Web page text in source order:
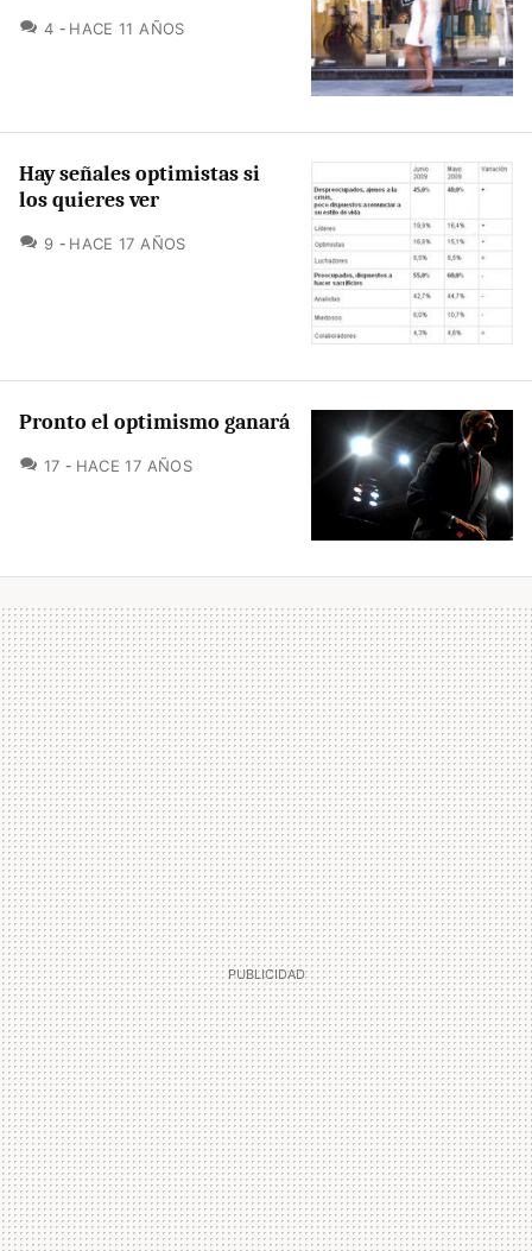
4 COMENTARIOS
HACE 11 AÑOS
Hay señales optimistas si
los quieres ver
9 COMENTARIOS
HACE 17 AÑOS
Pronto el optimismo ganará
17 COMENTARIOS
HACE 17 AÑOS